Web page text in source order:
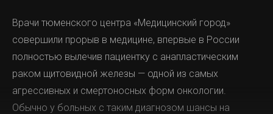
Врачи тюменского центра «Медицинский город»
совершили прорыв в медицине, впервые в России
полностью вылечив пациентку с анапластическим
раком щитовидной железы — одной из самых
агрессивных и смертоносных форм онкологии.
Обычно у больных с таким диагнозом шансы на